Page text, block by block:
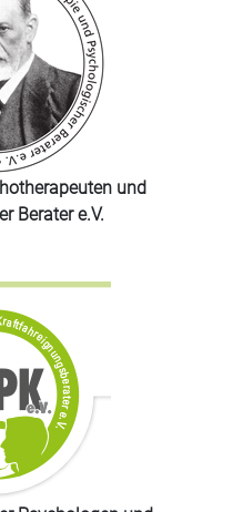
und
Berater e.V.